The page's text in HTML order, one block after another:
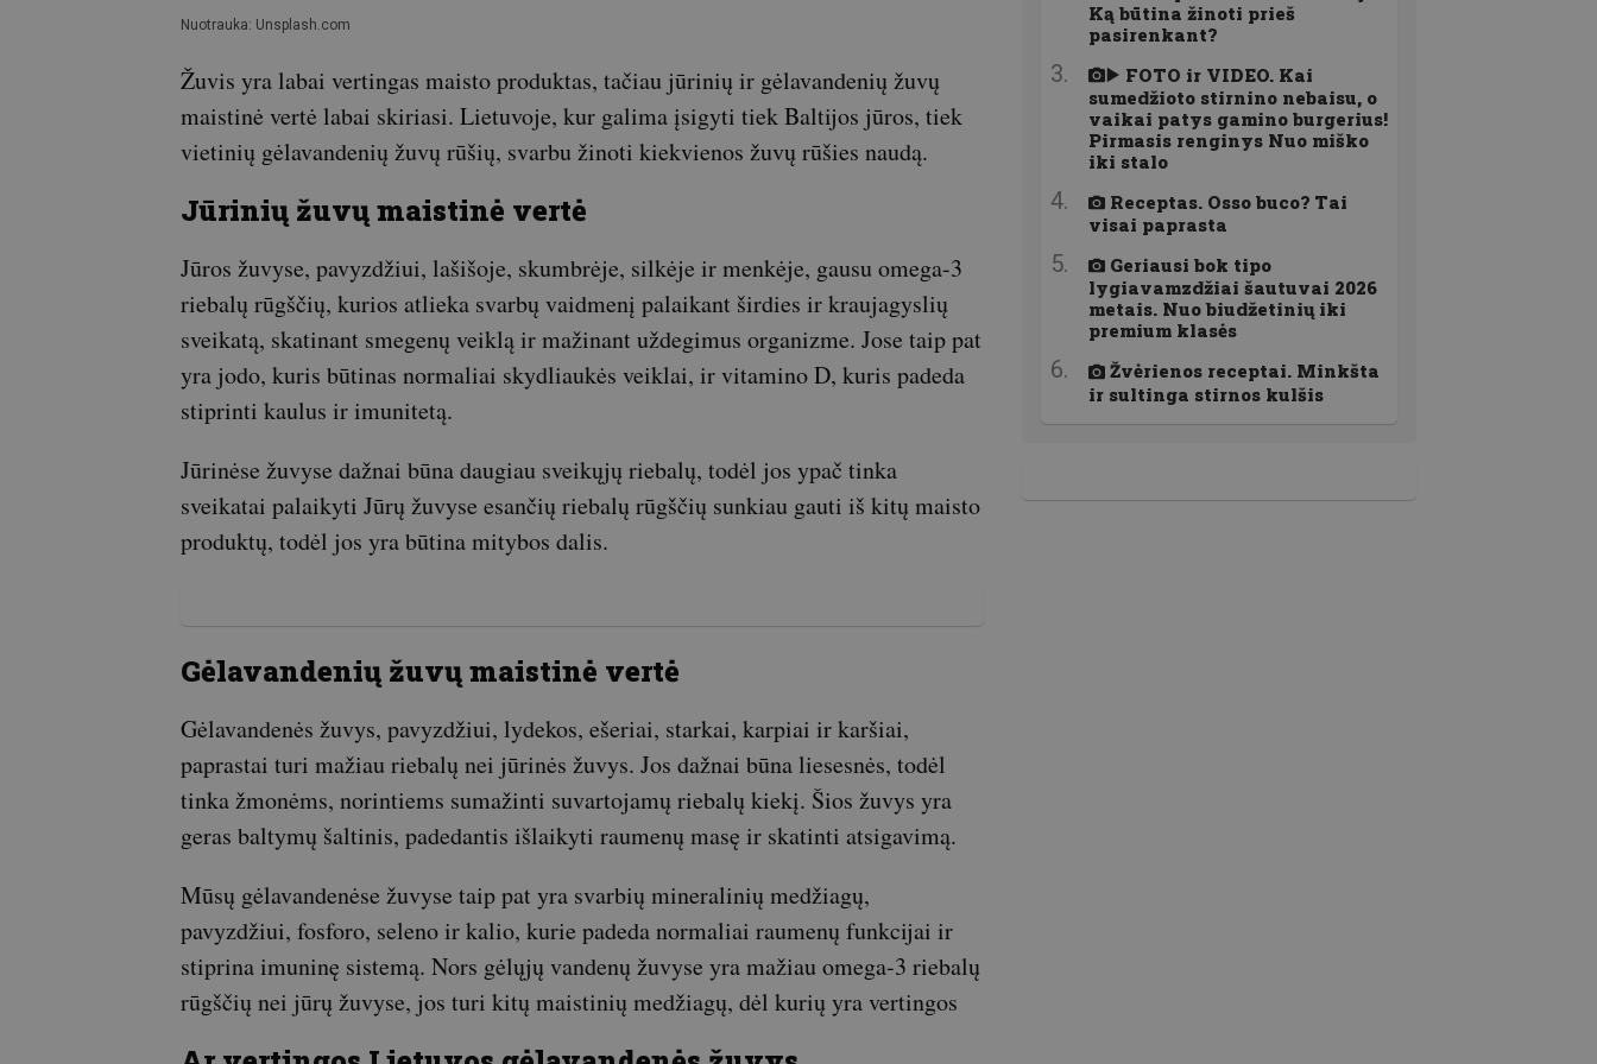
Nuotrauka: Unsplash.com
Žuvis yra labai vertingas maisto produktas, tačiau jūrinių ir gėlavandenių žuvų
maistinė vertė labai skiriasi. Lietuvoje, kur galima įsigyti tiek Baltijos jūros, tiek
vietinių gėlavandenių žuvų rūšių, svarbu žinoti kiekvienos žuvų rūšies naudą.
Jūrinių žuvų maistinė vertė
Jūros žuvyse, pavyzdžiui, lašišoje, skumbrėje, silkėje ir menkėje, gausu omega-3
riebalų rūgščių, kurios atlieka svarbų vaidmenį palaikant širdies ir kraujagyslių
sveikatą, skatinant smegenų veiklą ir mažinant uždegimus organizme. Jose taip pat
yra jodo, kuris būtinas normaliai skydliaukės veiklai, ir vitamino D, kuris padeda
stiprinti kaulus ir imunitetą.
Jūrinėse žuvyse dažnai būna daugiau sveikųjų riebalų, todėl jos ypač tinka
sveikatai palaikyti Jūrų žuvyse esančių riebalų rūgščių sunkiau gauti iš kitų maisto
produktų, todėl jos yra būtina mitybos dalis.
Gėlavandenių žuvų maistinė vertė
Gėlavandenės žuvys, pavyzdžiui, lydekos, ešeriai, starkai, karpiai ir karšiai,
paprastai turi mažiau riebalų nei jūrinės žuvys. Jos dažnai būna liesesnės, todėl
tinka žmonėms, norintiems sumažinti suvartojamų riebalų kiekį. Šios žuvys yra
geras baltymų šaltinis, padedantis išlaikyti raumenų masę ir skatinti atsigavimą.
Mūsų gėlavandenėse žuvyse taip pat yra svarbių mineralinių medžiagų,
pavyzdžiui, fosforo, seleno ir kalio, kurie padeda normaliai raumenų funkcijai ir
stiprina imuninę sistemą. Nors gėlųjų vandenų žuvyse yra mažiau omega-3 riebalų
rūgščių nei jūrų žuvyse, jos turi kitų maistinių medžiagų, dėl kurių yra vertingos
Ką būtina žinoti prieš
pasirenkant?
FOTO ir VIDEO. Kai
sumedžioto stirnino nebaisu, o
vaikai patys gamino burgerius!
Pirmasis renginys Nuo miško
iki stalo
Receptas. Osso buco? Tai
visai paprasta
Geriausi bok tipo
lygiavamzdžiai šautuvai 2026
metais. Nuo biudžetinių iki
premium klasės
Žvėrienos receptai. Minkšta
ir sultinga stirnos kulšis